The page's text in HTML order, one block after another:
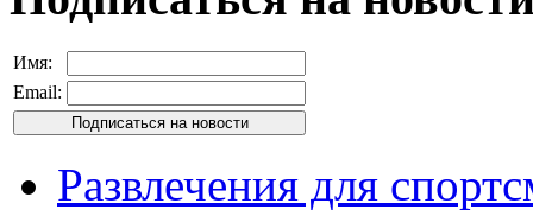
Имя:
Email:
Развлечения для